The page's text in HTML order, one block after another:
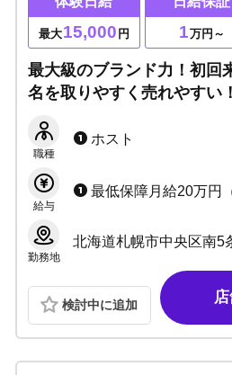
最大15,000 円 1万円～
最大級のブランド力！初
名を取りやすく売れやすい
限サポート！
職種
ホスト
給与
最低保障月給20万円（22日勤務）+高額売上バック 本指名、場内指名、同伴
勤務地
検討中に追加